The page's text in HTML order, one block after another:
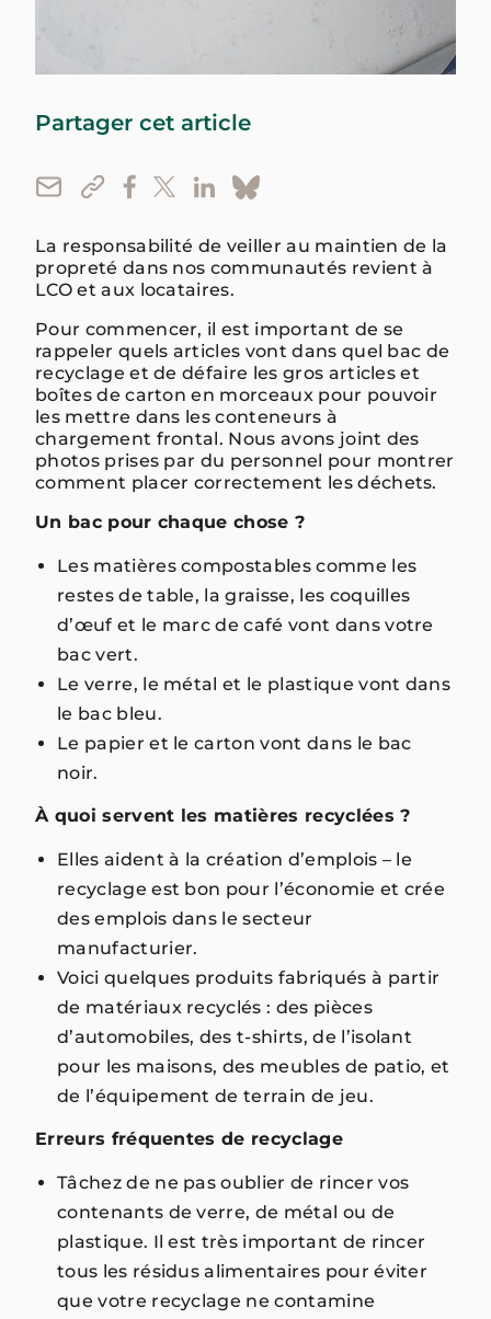
Partager cet article
La responsabilité de veiller au maintien de la
propreté dans nos communautés revient à
LCO et aux locataires.
Pour commencer, il est important de se
rappeler quels articles vont dans quel bac de
recyclage et de défaire les gros articles et
boîtes de carton en morceaux pour pouvoir
les mettre dans les conteneurs à
chargement frontal. Nous avons joint des
photos prises par du personnel pour montrer
comment placer correctement les déchets.
Un bac pour chaque chose ?
Les matières compostables comme les
restes de table, la graisse, les coquilles
d’œuf et le marc de café vont dans votre
bac vert.
Le verre, le métal et le plastique vont dans
le bac bleu.
Le papier et le carton vont dans le bac
noir.
À quoi servent les matières recyclées ?
Elles aident à la création d’emplois – le
recyclage est bon pour l’économie et crée
des emplois dans le secteur
manufacturier.
Voici quelques produits fabriqués à partir
de matériaux recyclés : des pièces
d’automobiles, des t-shirts, de l’isolant
pour les maisons, des meubles de patio, et
de l’équipement de terrain de jeu.
Erreurs fréquentes de recyclage
Tâchez de ne pas oublier de rincer vos
contenants de verre, de métal ou de
plastique. Il est très important de rincer
tous les résidus alimentaires pour éviter
que votre recyclage ne contamine